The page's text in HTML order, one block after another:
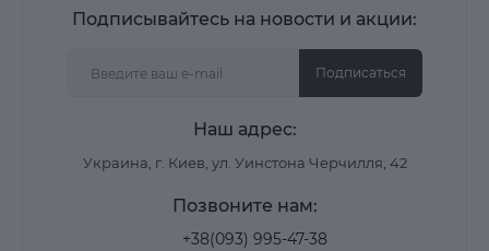
Подписывайтесь на новости и акции:
Подписаться
Наш адрес:
Украина, г. Киев, ул. Уинстона Черчилля, 42
Позвоните нам:
+38(093) 995-47-38